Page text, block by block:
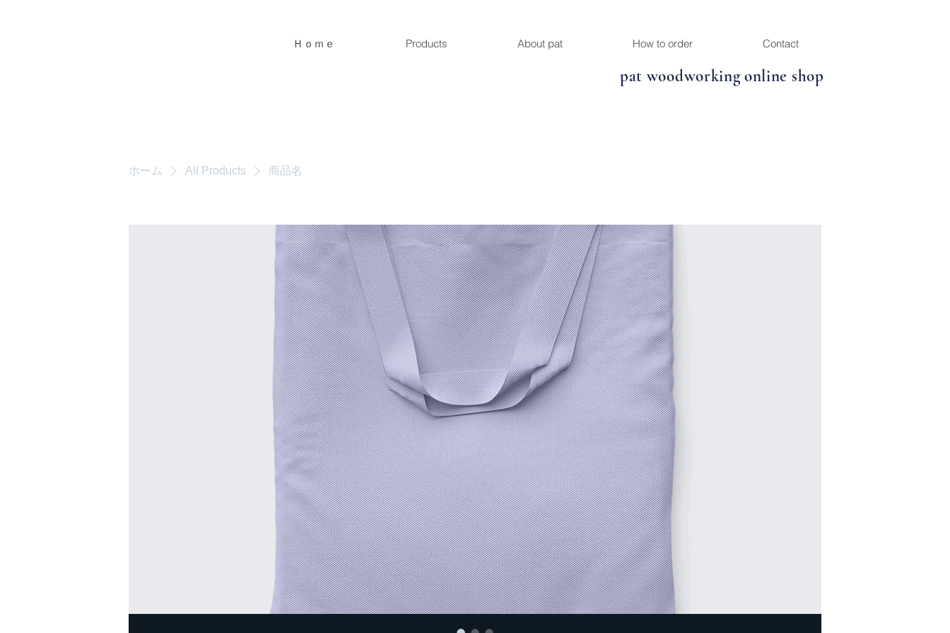
Ｈｏｍｅ Products About pat How to order Contact
pat woodworking online shop
ホーム All Products 商品名